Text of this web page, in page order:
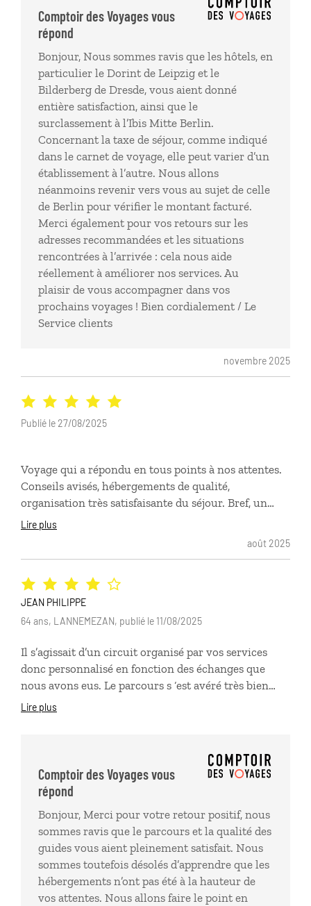
aspect... au Bilderberg pour 3 nuits dans une
chambre avec vue et un confort (19 € ) Concernant
les adresses de cafés et restauration préconisées :
café GLORIA à LEIPZIG : fermé (information donnée
par notre guide privé) Hotel Bilderberg : arrivées
vers 20H: restaurant en travaux , et le Poeppelmann
personnel réduit
novembre 2025
Comptoir des Voyages vous
répond
Bonjour, Nous sommes ravis que les hôtels, en
particulier le Dorint de Leipzig et le
Bilderberg de Dresde, vous aient donné
entière satisfaction, ainsi que le
surclassement à l’Ibis Mitte Berlin.
Concernant la taxe de séjour, comme indiqué
dans le carnet de voyage, elle peut varier d’un
établissement à l’autre. Nous allons
néanmoins revenir vers vous au sujet de celle
de Berlin pour vérifier le montant facturé.
Merci également pour vos retours sur les
adresses recommandées et les situations
rencontrées à l’arrivée : cela nous aide
réellement à améliorer nos services. Au
plaisir de vous accompagner dans vos
prochains voyages ! Bien cordialement / Le
Service clients
Voyage qui a répondu en tous points à nos attentes.
Conseils avisés, hébergements de qualité,
organisation très satisfaisante du séjour. Bref, un
service de grande qualité.
Lire plus
août 2025
Publié le 27/08/2025
Il s’agissait d’un circuit organisé par vos services
donc personnalisé en fonction des échanges que
nous avons eus. Le parcours s ‘est avéré très bien
avec des étapes interessantes. Les guides
voir et entendre l’essentiel. Le seul bémol de ce
voyage a été les hôtels qui étaient bien placès près
des centres villes comme demandé, mais de qualité
médiocre. Les 4 étoiles correspondent plutôt à des 3
voire des 2 parfois.De plus les parkings n’étaient pas
prévus ce qui a fait monter le prix au final car obligé
d’aller dans les parkings publics. Pour finir ce fut un
beau voyage.
Lire plus
JEAN PHILIPPE
64 ans, LANNEMEZAN, publié le 11/08/2025
Comptoir des Voyages vous
répond
Bonjour, Merci pour votre retour positif, nous
sommes ravis que le parcours et la qualité des
guides vous aient pleinement satisfait. Nous
sommes toutefois désolés d’apprendre que les
hébergements n’ont pas été à la hauteur de
vos attentes. Nous allons faire le point en